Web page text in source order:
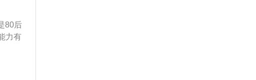
牙
80后
力有
面共
功率